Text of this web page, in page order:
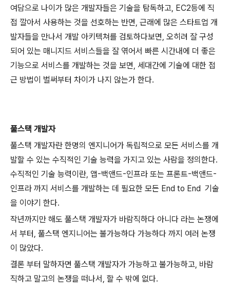
여담으로 나이가 많은 개발자들은 기술을 탐독하고, EC2등에 직
접 깔아서 사용하는 것을 선호하는 반면, 근래에 많은 스타트업 개
발자들을 만나서 개발 아키텍쳐를 검토하다보면, 오히려 잘 구성
되어 있는 매니지드 서비스들을 잘 엮어서 빠른 시간내에 더 좋은
기능으로 서비스를 개발하는 것을 보면, 세대간에 기술에 대한 접
근 방법이 벌써부터 차이가 나지 않는가 한다.
풀스택 개발자
풀스택 개발자란 한명의 엔지니어가 독립적으로 모든 서비스를 개
발할 수 있는 수직적인 기술 능력을 가지고 있는 사람을 정의한다.
수직적인 기술 능력이란, 앱-백앤드-인프라 또는 프론트-백앤드-
인프라 까지 서비스를 개발하는 데 필요한 모든 End to End 기술
을 이야기 한다.
작년까지만 해도 풀스택 개발자가 바람직하다 아니다 라는 논쟁에
서 부터, 풀스택 엔지니어는 불가능하다 가능하다 까지 여러 논쟁
이 많았다.
결론 부터 말하자면 풀스택 개발자가 가능하고 불가능하고, 바람
직하고 말고의 논쟁을 떠나서, 할 수 밖에 없다.